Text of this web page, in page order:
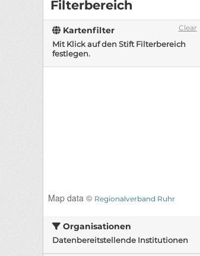
Filterbereich
Clear
Kartenfilter
Mit Klick auf den Stift Filterbereich
festlegen.
Map data © Regionalverband Ruhr
Organisationen
Datenbereitstellende Institutionen